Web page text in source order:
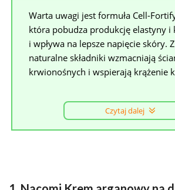
Warta uwagi jest formuła Cell-
która pobudza produkcję elastyny i
i wpływa na lepsze napięcie skóry.
naturalne składniki wzmacniają
krwionośnych i wspierają krążenie
Czytaj dalej